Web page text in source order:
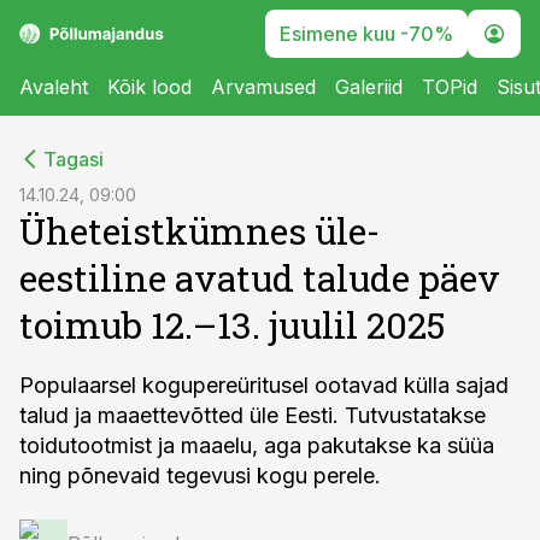
Esimene kuu -70%
Avaleht Kõik lood Arvamused Galeriid TOPid
Tagasi
14.10.24, 09:00
Üheteistkümnes üle-
eestiline avatud talude päev
toimub 12.–13. juulil 2025
Populaarsel kogupereüritusel ootavad külla sajad
talud ja maaettevõtted üle Eesti. Tutvustatakse
toidutootmist ja maaelu, aga pakutakse ka süüa
ning põnevaid tegevusi kogu perele.